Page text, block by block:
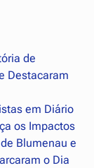
de
Destacaram
em Diário
os Impactos
Blumenau e
o Dia